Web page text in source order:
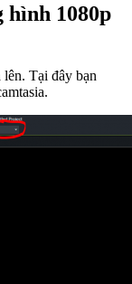
hình 1080p
lên. Tại đây bạn